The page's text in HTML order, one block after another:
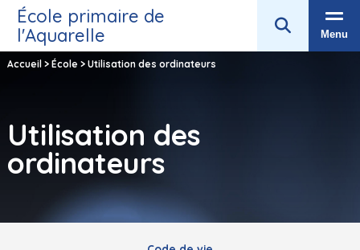
École primaire de
l'Aquarelle
Menu
Accueil> École > Utilisation des ordinateurs
Utilisation des
ordinateurs